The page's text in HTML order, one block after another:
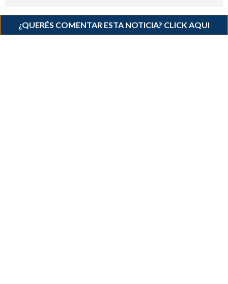
¿QUERÉS COMENTAR ESTA NOTICIA? CLICK AQUI